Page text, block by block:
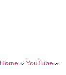
Home » YouTube »